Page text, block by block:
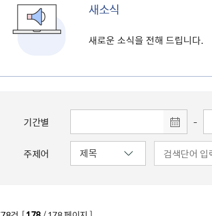
새소식
새로운 소식을 전해 드립니다.
기간별 -
주제어